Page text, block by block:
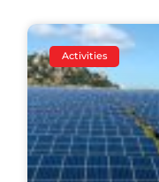
Activities